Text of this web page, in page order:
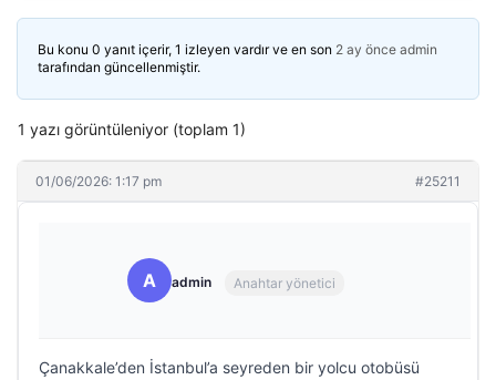
Bu konu 0 yanıt içerir, 1 izleyen vardır ve en son 2 ay önce admin
tarafından güncellenmiştir.
1 yazı görüntüleniyor (toplam 1)
01/06/2026: 1:17 pm #25211
A admin Anahtar yönetici
Çanakkale’den İstanbul’a seyreden bir yolcu otobüsü